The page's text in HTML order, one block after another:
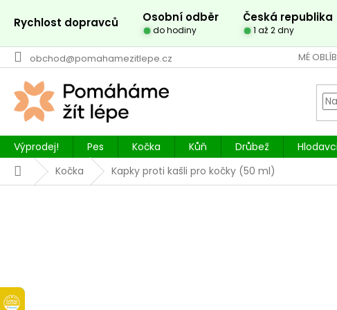
obsah
Rychlost dopravců Osobní odběr Česká republika
do hodiny 1 až 2 dny
obchod@pomahamezitlepe.cz MÉ
Výprodej! Pes Kočka Kůň Drůbež Hlodavci
DomůKočka Kapky proti kašli pro kočky (50 ml)